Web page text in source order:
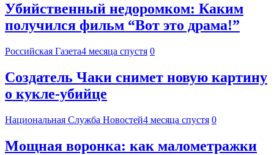
Убийственный недоромком: Каким
получился фильм “Вот это драма!”
Российская Газета4 месяца спустя 0
Создатель Чаки снимет новую картину
о кукле-убийце
Национальная Служба Новостей4 месяца спустя 0
Мощная воронка: как малометражки